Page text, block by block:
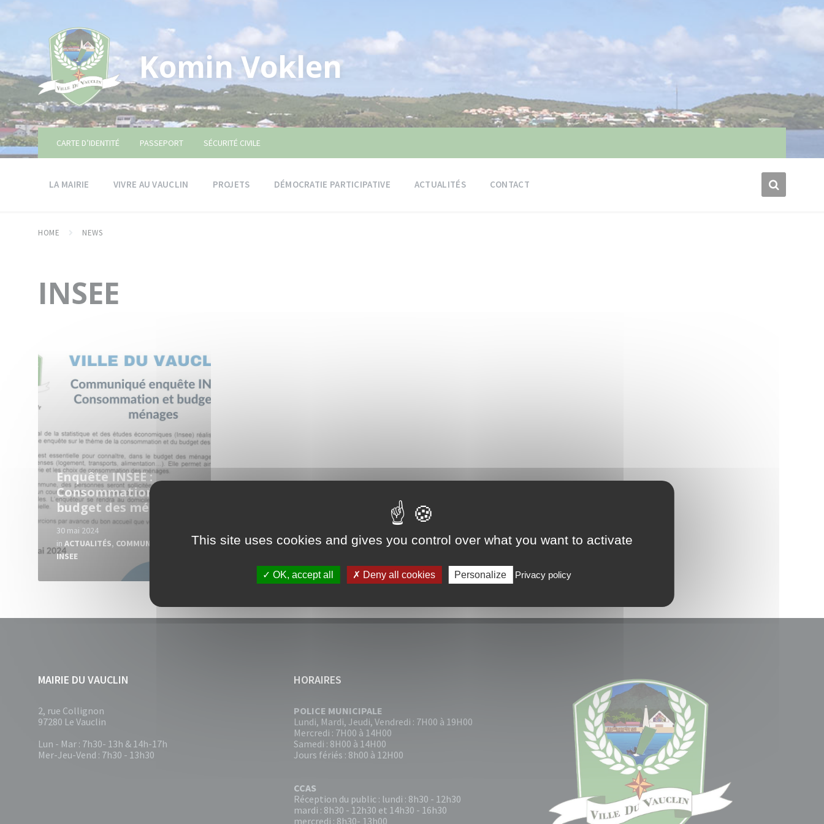
Komin Voklen
CARTE D’IDENTITÉ PASSEPORT SÉCURITÉ CIVILE
LA MAIRIE VIVRE AU VAUCLIN PROJETS DÉMOCRATIE PARTICIPATIVE ACTUALITÉS CONTACT
HOME NEWS
INSEE
Enquête INSEE :
Consommation et
budget des ménages
30 mai 2024
in ACTUALITÉS, COMMUNIQUES
INSEE
Read
MAIRIE DU VAUCLIN
2, rue Collignon
97280 Le Vauclin
Lun - Mar : 7h30- 13h & 14h-17h
Mer-Jeu-Vend : 7h30 - 13h30
HORAIRES
POLICE MUNICIPALE
Lundi, Mardi, Jeudi, Vendredi : 7H00 à 19H00
Mercredi : 7H00 à 14H00
Samedi : 8H00 à 14H00
Jours fériés : 8h00 à 12H00
CCAS
Réception du public : lundi : 8h30 - 12h30
mardi : 8h30 - 12h30 et 14h30 - 16h30
mercredi : 8h30- 13h00
This site uses cookies and gives you control over what you want to activate
OK, accept all Deny all cookies Personalize Privacy policy